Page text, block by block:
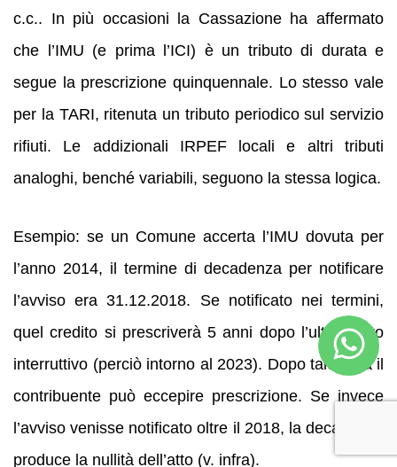
c.c.. In più occasioni la Cassazione ha affermato
che l’IMU (e prima l’ICI) è un tributo di durata e
segue la prescrizione quinquennale. Lo stesso vale
per la TARI, ritenuta un tributo periodico sul servizio
rifiuti. Le addizionali IRPEF locali e altri tributi
analoghi, benché variabili, seguono la stessa logica.
Esempio: se un Comune accerta l’IMU dovuta per
l’anno 2014, il termine di decadenza per notificare
l’avviso era 31.12.2018. Se notificato nei termini,
quel credito si prescriverà 5 anni dopo l’ultimo atto
interruttivo (perciò intorno al 2023). Dopo tale data il
contribuente può eccepire prescrizione. Se invece
l’avviso venisse notificato oltre il 2018, la decadenza
produce la nullità dell’atto (v. infra).